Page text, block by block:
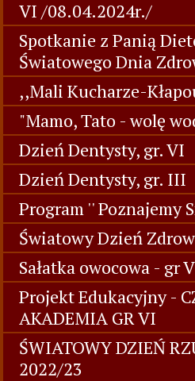
VI /08.04.2024r./
Spotkanie z Panią
Światowego Dnia
,,Mali Kucharze-
"Mamo, Tato - wolę
Dzień Dentysty, gr. VI
Dzień Dentysty, gr. III
Program '' Poznajemy
Światowy Dzień
Sałatka owocowa - gr
Projekt Edukacyjny -
AKADEMIA GR VI
ŚWIATOWY DZIEŃ
2022/23